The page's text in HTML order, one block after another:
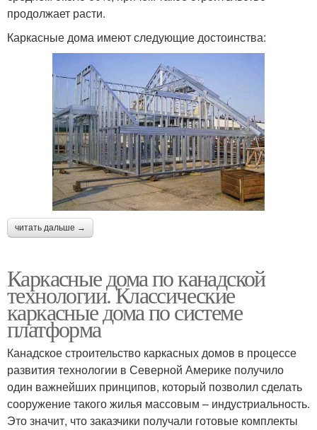
продолжает расти.
Каркасные дома имеют следующие достоинства:
читать дальше →
Каркасные дома по канадской
технологии. Классические
каркасные дома по системе
платформа
Канадское строительство каркасных домов в процессе
развития технологии в Северной Америке получило
один важнейших принципов, который позволил сделать
сооружение такого жилья массовым – индустриальность.
Это значит, что заказчики получали готовые комплекты